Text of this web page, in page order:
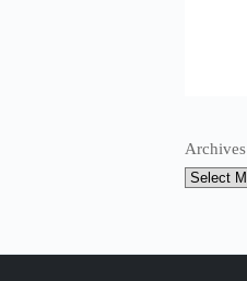
Archives